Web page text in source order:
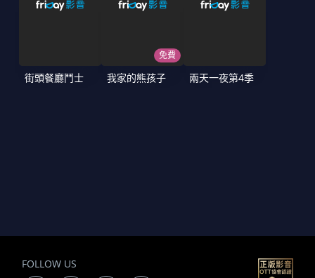
街頭餐廳鬥士
免費
我家的熊孩子 兩天一夜第4季
FOLLOW US